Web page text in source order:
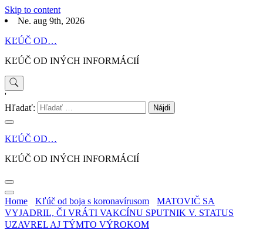
Skip to content
Ne. aug 9th, 2026
KĽÚČ OD…
KĽÚČ OD INÝCH INFORMÁCIÍ
'
Hľadať:
KĽÚČ OD…
KĽÚČ OD INÝCH INFORMÁCIÍ
Home Kľúč od boja s koronavírusom
MATOVIČ SA
VYJADRIL, ČI VRÁTI VAKCÍNU SPUTNIK V. STATUS
UZAVREL AJ TÝMTO VÝROKOM